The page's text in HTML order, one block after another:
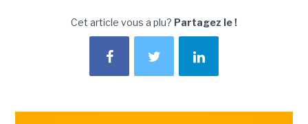
Cet article vous a plu? Partagez le !